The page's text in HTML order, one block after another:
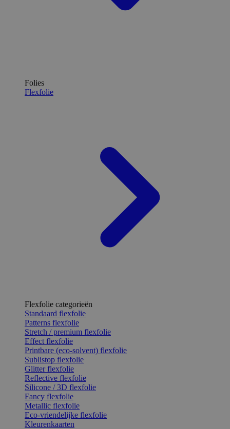
Folies
Flexfolie
Flexfolie categorieën
Standaard flexfolie
Patterns flexfolie
Stretch / premium flexfolie
Effect flexfolie
Printbare (eco-solvent) flexfolie
Sublistop flexfolie
Glitter flexfolie
Reflective flexfolie
Silicone / 3D flexfolie
Fancy flexfolie
Metallic flexfolie
Eco-vriendelijke flexfolie
Kleurenkaarten